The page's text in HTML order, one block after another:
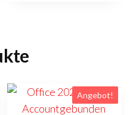
Angebot!